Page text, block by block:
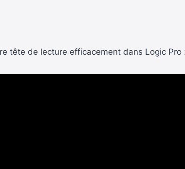
tête de lecture efficacement dans Logic Pro